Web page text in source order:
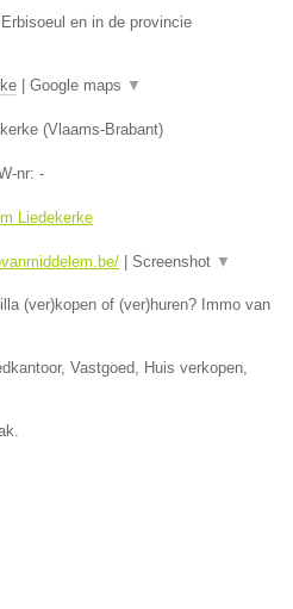
en in de provincie
Google maps ▼
(Vlaams-Brabant)
nr: -
Liedekerke
Screenshot ▼
(ver)kopen of (ver)huren? Immo van
Vastgoed, Huis verkopen,